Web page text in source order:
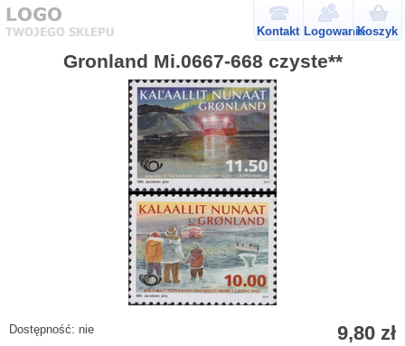
Kontakt LogowanieKoszyk
Gronland Mi.0667-668 czyste**
9,80 zł
Dostępność: nie